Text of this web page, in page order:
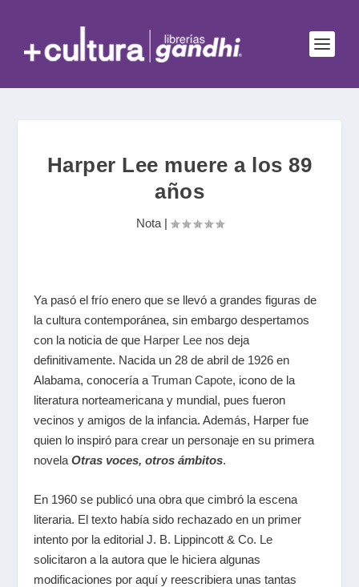
Harper Lee muere a los 89
años
Nota|
Ya pasó el frío enero que se llevó a grandes figuras de
la cultura contemporánea, sin embargo despertamos
con la noticia de que Harper Lee nos deja
definitivamente. Nacida un 28 de abril de 1926 en
Alabama, conocería aTruman Capote, icono de la
literatura norteamericana y mundial, pues fueron
vecinos y amigos de la infancia. Además, Harper fue
quien lo inspiró para crear un personaje en su primera
novelaOtras voces, otros ámbitos.
En 1960 se publicó una obra que cimbró la escena
literaria. El texto había sido rechazado en un primer
intento por la editorial J. B. Lippincott & Co. Le
solicitaron a la autora que le hiciera algunas
modificaciones por aquí y reescribiera unas tantas